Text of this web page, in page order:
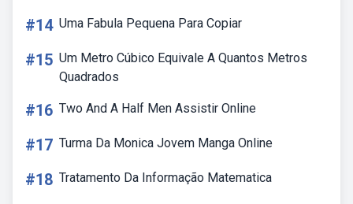
#14 Uma Fabula Pequena Para Copiar
#15 Um Metro Cúbico Equivale A Quantos Metros
Quadrados
#16 Two And A Half Men Assistir Online
#17 Turma Da Monica Jovem Manga Online
#18 Tratamento Da Informação Matematica